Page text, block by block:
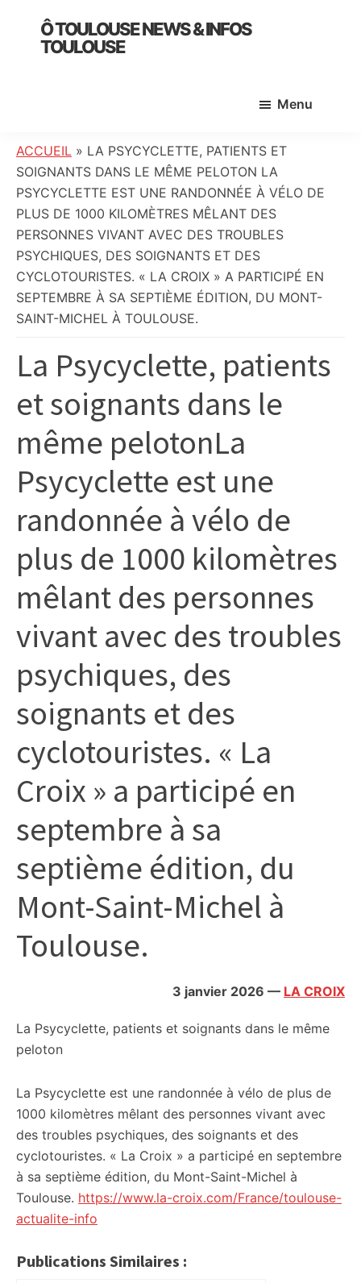
primary
Ô TOULOUSE NEWS & INFOS
TOULOUSE
:
info
locale,
société,
culture,
politique,
météo,
faits
divers
initiatives
citoyennes
Menu
ACCUEIL » LA PSYCYCLETTE, PATIENTS ET
SOIGNANTS DANS LE MÊME PELOTON​​​​​​ LA
PSYCYCLETTE EST UNE RANDONNÉE À VÉLO DE
PLUS DE 1000 KILOMÈTRES MÊLANT DES
PERSONNES VIVANT AVEC DES TROUBLES
PSYCHIQUES, DES SOIGNANTS ET DES
CYCLOTOURISTES. « LA CROIX » A PARTICIPÉ EN
SEPTEMBRE À SA SEPTIÈME ÉDITION, DU MONT-
SAINT-MICHEL À TOULOUSE.
La Psycyclette, patients
et soignants dans le
même peloton​​​​​​ La
Psycyclette est une
randonnée à vélo de
plus de 1000 kilomètres
mêlant des personnes
vivant avec des troubles
psychiques, des
soignants et des
cyclotouristes. « La
Croix » a participé en
septembre à sa
septième édition, du
Mont-Saint-Michel à
Toulouse.
3 janvier 2026 — LA CROIX
La Psycyclette, patients et soignants dans le même
peloton​​​​​​
La Psycyclette est une randonnée à vélo de plus de
1000 kilomètres mêlant des personnes vivant avec
des troubles psychiques, des soignants et des
cyclotouristes. « La Croix » a participé en septembre
à sa septième édition, du Mont-Saint-Michel à
Toulouse. https://www.la-croix.com/France/toulouse-
actualite-info
Publications Similaires :